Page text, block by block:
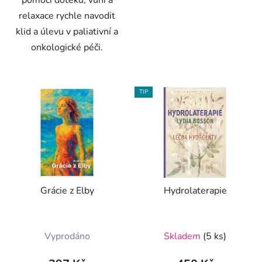
relaxace rychle navodit
klid a úlevu v paliativní a
onkologické péči.
Grácie z Elby
hodnocení
produktu
Vyprodáno
TIP
Hydrolaterapie
Skladem (5 ks)